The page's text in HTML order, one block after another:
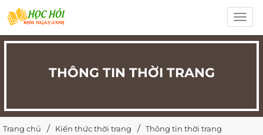
THÔNG TIN THỜI TRANG
Trang chủ Kiến thức thời trang Thông tin thời trang